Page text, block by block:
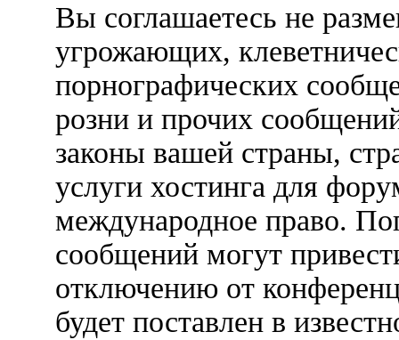
Вы соглашаетесь не
угрожающих,
порнографических
розни и прочих
законы вашей страны,
услуги хостинга для
международное право.
сообщений могут
отключению от
будет поставлен в